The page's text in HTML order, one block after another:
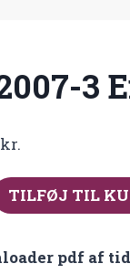
3
kr.
TILFØJ TIL
pdf af